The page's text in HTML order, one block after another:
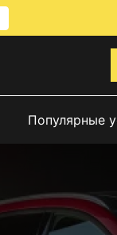
Популярные